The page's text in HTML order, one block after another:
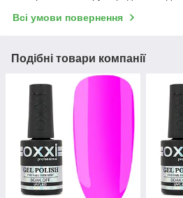
Всі умови повернення
Подібні товари компанії